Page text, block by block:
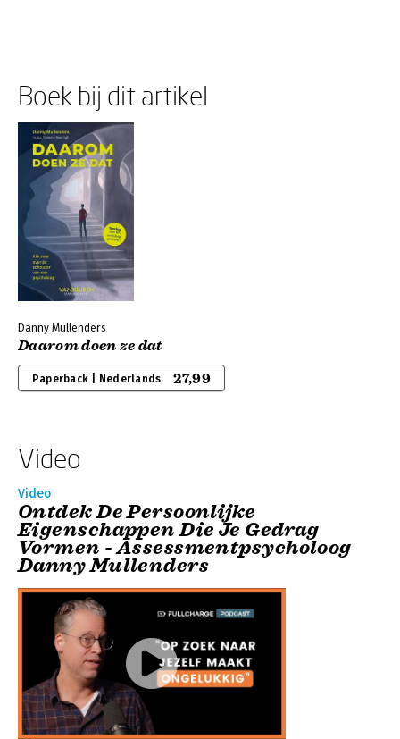
Boek bij dit artikel
Danny Mullenders
Daarom doen ze dat
Paperback | Nederlands 27,99
Video
Video
Ontdek De Persoonlijke
Eigenschappen Die Je Gedrag
Vormen - Assessmentpsycholoog
Danny Mullenders